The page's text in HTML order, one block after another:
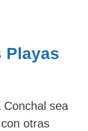
Playas
Conchal sea
otras